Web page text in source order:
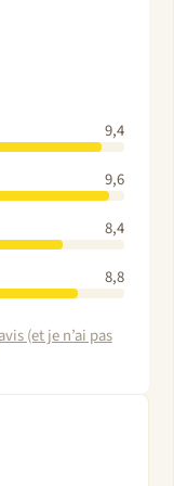
9,4
9,6
8,4
8,8
(et je n’ai pas